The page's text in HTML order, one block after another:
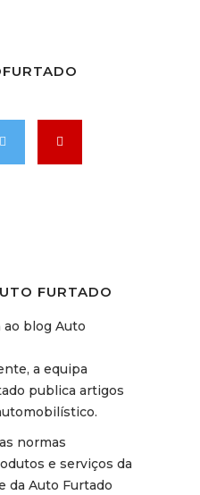
FURTADO
blog Auto
a equipa
publica artigos
normas
e serviços da
da Auto Furtado